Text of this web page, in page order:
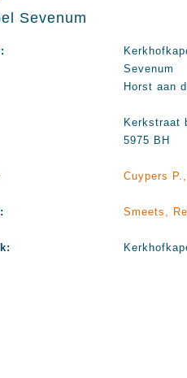
Sevenum
Sevenum
Horst aan
Kerkstraat
5975 BH
Cuypers
Smeets,